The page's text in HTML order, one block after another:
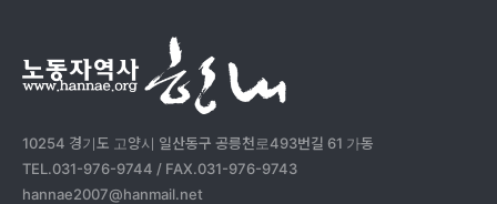
10254 경기도 고양시 일산동구 공릉천로493번길 61 가동
TEL.031-976-9744 / FAX.031-976-9743
hannae2007@hanmail.net